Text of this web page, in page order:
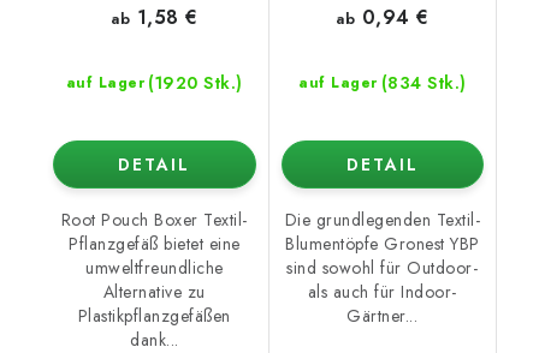
auf Lager (1920 Stk.)
ab 1,58 €
DETAIL
Root Pouch Boxer Textil-
Pflanzgefäß bietet eine
umweltfreundliche
Alternative zu
Plastikpflanzgefäßen
dank...
auf Lager (834 Stk.)
ab 0,94 €
DETAIL
Die grundlegenden Textil-
Blumentöpfe Gronest YBP
sind sowohl für Outdoor-
als auch für Indoor-
Gärtner...